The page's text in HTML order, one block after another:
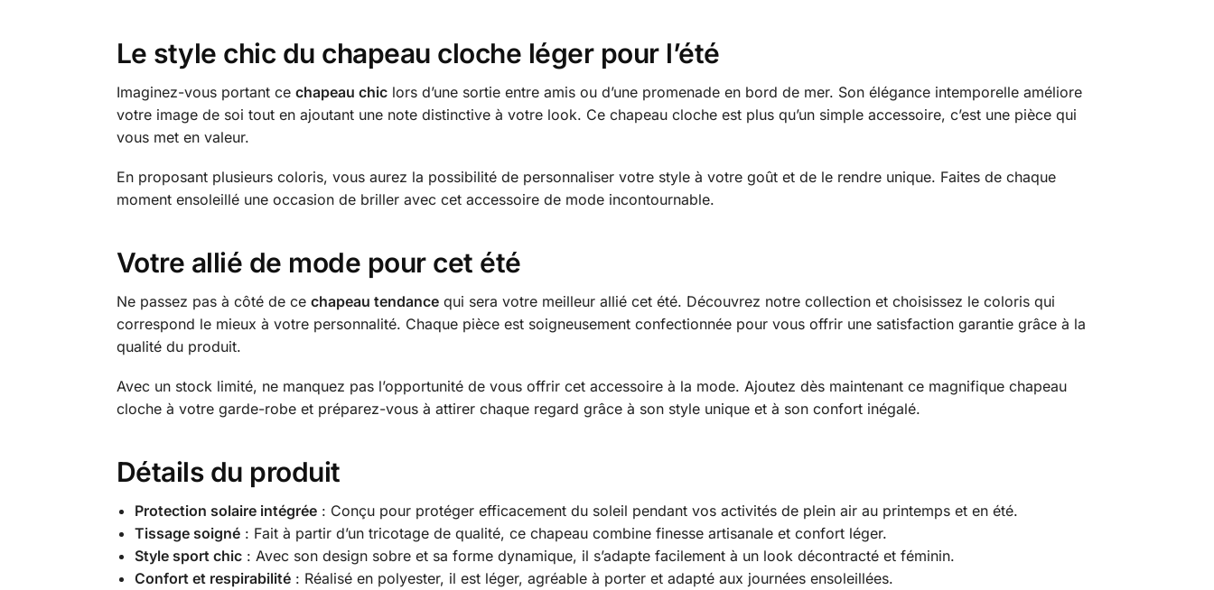
Le style chic du chapeau cloche léger pour l’été
Imaginez-vous portant ce chapeau chiclors d’une sortie entre amis ou d’une promenade en bord de mer. Son élégance intemporelle améliore
votre image de soi tout en ajoutant une note distinctive à votre look. Ce chapeau cloche est plus qu’un simple accessoire, c’est une pièce qui
vous met en valeur.
En proposant plusieurs coloris, vous aurez la possibilité de personnaliser votre style à votre goût et de le rendre unique. Faites de chaque
moment ensoleillé une occasion de briller avec cet accessoire de mode incontournable.
Votre allié de mode pour cet été
Ne passez pas à côté de ce chapeau tendancequi sera votre meilleur allié cet été. Découvrez notre collection et choisissez le coloris qui
correspond le mieux à votre personnalité. Chaque pièce est soigneusement confectionnée pour vous offrir une satisfaction garantie grâce à la
qualité du produit.
Avec un stock limité, ne manquez pas l’opportunité de vous offrir cet accessoire à la mode. Ajoutez dès maintenant ce magnifique chapeau
cloche à votre garde-robe et préparez-vous à attirer chaque regard grâce à son style unique et à son confort inégalé.
Détails du produit
Protection solaire intégrée: Conçu pour protéger efficacement du soleil pendant vos activités de plein air au printemps et en été.
Tissage soigné: Fait à partir d’un tricotage de qualité, ce chapeau combine finesse artisanale et confort léger.
Style sport chic: Avec son design sobre et sa forme dynamique, il s’adapte facilement à un look décontracté et féminin.
Confort et respirabilité: Réalisé en polyester, il est léger, agréable à porter et adapté aux journées ensoleillées.